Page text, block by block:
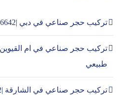
تركيب حجر صناعي في دبي |0544026642| حجر طبيعي
طبيعي